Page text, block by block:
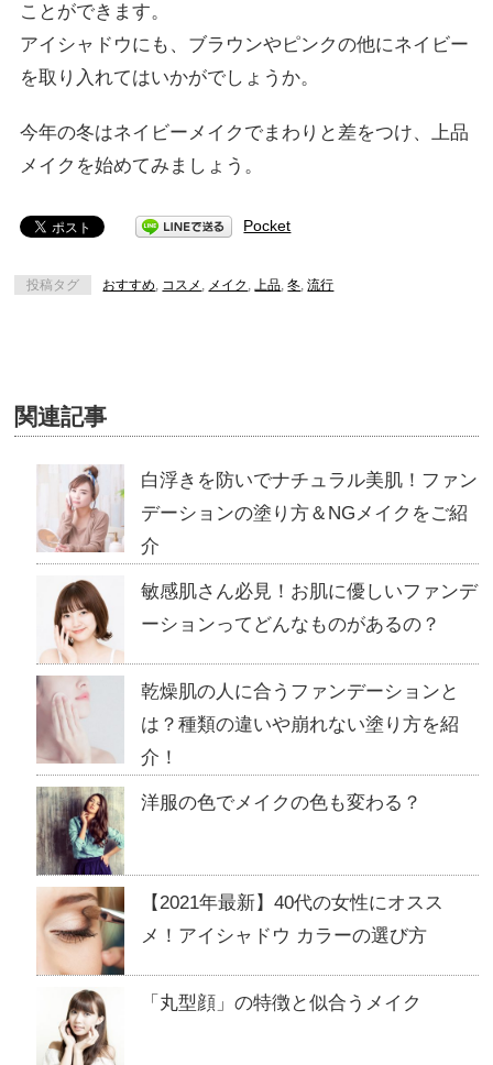
ことができます。
アイシャドウにも、ブラウンやピンクの他にネイビー
を取り入れてはいかがでしょうか。
今年の冬はネイビーメイクでまわりと差をつけ、上品
メイクを始めてみましょう。
Pocket
投稿タグ おすすめ コスメ メイク 上品 ,冬 ,流行
関連記事
白浮きを防いでナチュラル美肌！ファン
デーションの塗り方＆NGメイクをご紹
介
敏感肌さん必見！お肌に優しいファンデ
ーションってどんなものがあるの？
乾燥肌の人に合うファンデーションと
は？種類の違いや崩れない塗り方を紹
介！
洋服の色でメイクの色も変わる？
【2021年最新】40代の女性にオスス
メ！アイシャドウ カラーの選び方
「丸型顔」の特徴と似合うメイク